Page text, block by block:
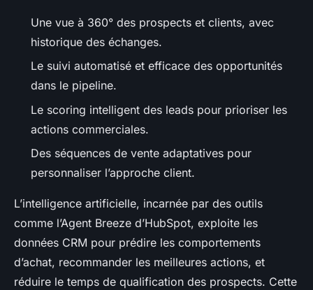
Une vue à 360° des prospects et clients, avec
historique des échanges.
Le suivi automatisé et efficace des opportunités
dans le pipeline.
Le scoring intelligent des leads pour prioriser les
actions commerciales.
Des séquences de vente adaptatives pour
personnaliser l’approche client.
L’intelligence artificielle, incarnée par des outils
comme l’Agent Breeze d’HubSpot, exploite les
données CRM pour prédire les comportements
d’achat, recommander les meilleures actions, et
réduire le temps de qualification des prospects. Cette